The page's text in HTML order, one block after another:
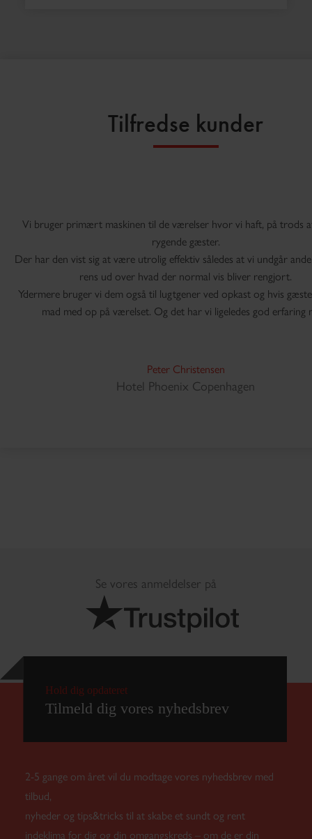
Tilfredse kunder
Vi bruger primært maskinen til de værelser hvor vi haft, på trods
rygende gæster.
Der har den vist sig at være utrolig effektiv således at vi undgår
rens ud over hvad der normal vis bliver rengjort.
Ydermere bruger vi dem også til lugtgener ved opkast og hvis
mad med op på værelset. Og det har vi ligeledes god erfaring
Peter Christensen
Hotel Phoenix Copenhagen
Se vores anmeldelser på
2-5 gange om året vil du modtage vores nyhedsbrev med
tilbud,
nyheder og tips&tricks til at skabe et sundt og rent
indeklima for dig og din omgangskreds – om de er din